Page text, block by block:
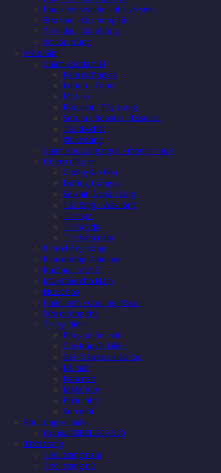
Phụ kiện nhà tắm, nhà vệ sinh
Sữa tắm - Xà phòng tắm
Tinh dầu - Xịt phòng
Xịt côn trùng
Mỹ phẩm
Chăm sóc da mặt
Kem dưỡng da
Lotion - Toner
Mặt nạ
Rửa mặt - Tẩy trang
Serum - Booster - Essence
Tẩy da chết
Xịt khoáng
Chăm sóc vùng ngực - mông - nách
Hỗ trợ điều trị
Chống lão hóa
Dưỡng trắng da
Se khít lỗ chân lông
Tẩy lông - Wax lông
Trị mụn
Trị rạn da
Trị thâm nám
Kem chống nắng
Kem dưỡng chân tay
Khử mùi cơ thể
Mỹ phẩm cho Nam
Nước hoa
Phấn lạnh - Cooling Power
Sữa dưỡng thể
Trang điểm
Bảng phấn mắt
Che Khuyết Điểm
Gel - Sáp tạo kiểu tóc
Kẻ mắt
Kem nền
MASCARA
Phấn phủ
Son môi
Phụ tùng xe máy
Honda REBEL 300-500
Thời trang
Thời trang nam
Thời trang nữ